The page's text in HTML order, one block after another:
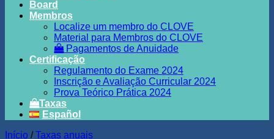
Board
Membros
Localize um membro do CLOVE
Material para Membros do CLOVE
Pagamentos de Anuidade
Certificação
Regulamento do Exame 2024
Inscrição e Avaliação Curricular 2024
Prova Teórico Prática 2024
Taxas
Español
Início / Taxas anuais